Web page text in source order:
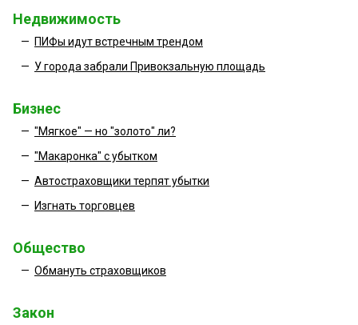
Недвижимость
— ПИФы идут встречным трендом
— У города забрали Привокзальную площадь
Бизнес
— "Мягкое" — но "золото" ли?
— "Макаронка" с убытком
— Автостраховщики терпят убытки
— Изгнать торговцев
Общество
— Обмануть страховщиков
Закон